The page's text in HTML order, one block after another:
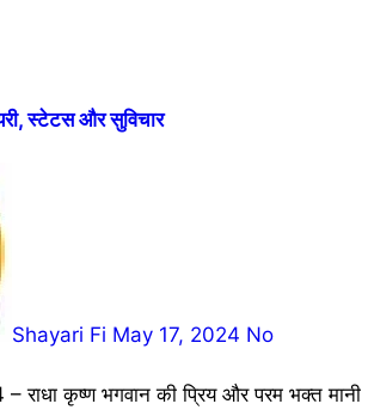
स्टेटस और सुविचार
Shayari Fi May 17, 2024 No